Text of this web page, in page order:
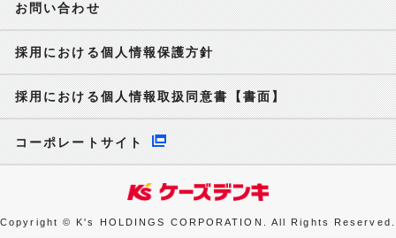
お問い合わせ
採用における個人情報保護方針
採用における個人情報取扱同意書【書面】
コーポレートサイト
Copyright © K's HOLDINGS CORPORATION. All Rights Reserved.